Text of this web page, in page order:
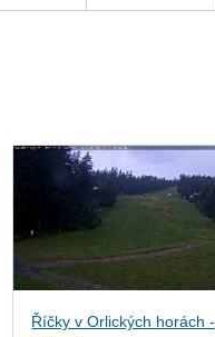
Říčky v Orlických horách -